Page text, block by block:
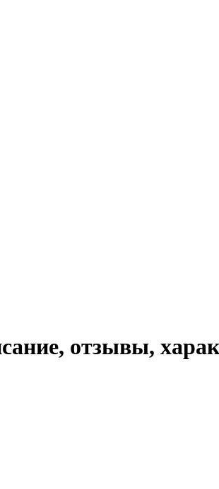
отзывы,